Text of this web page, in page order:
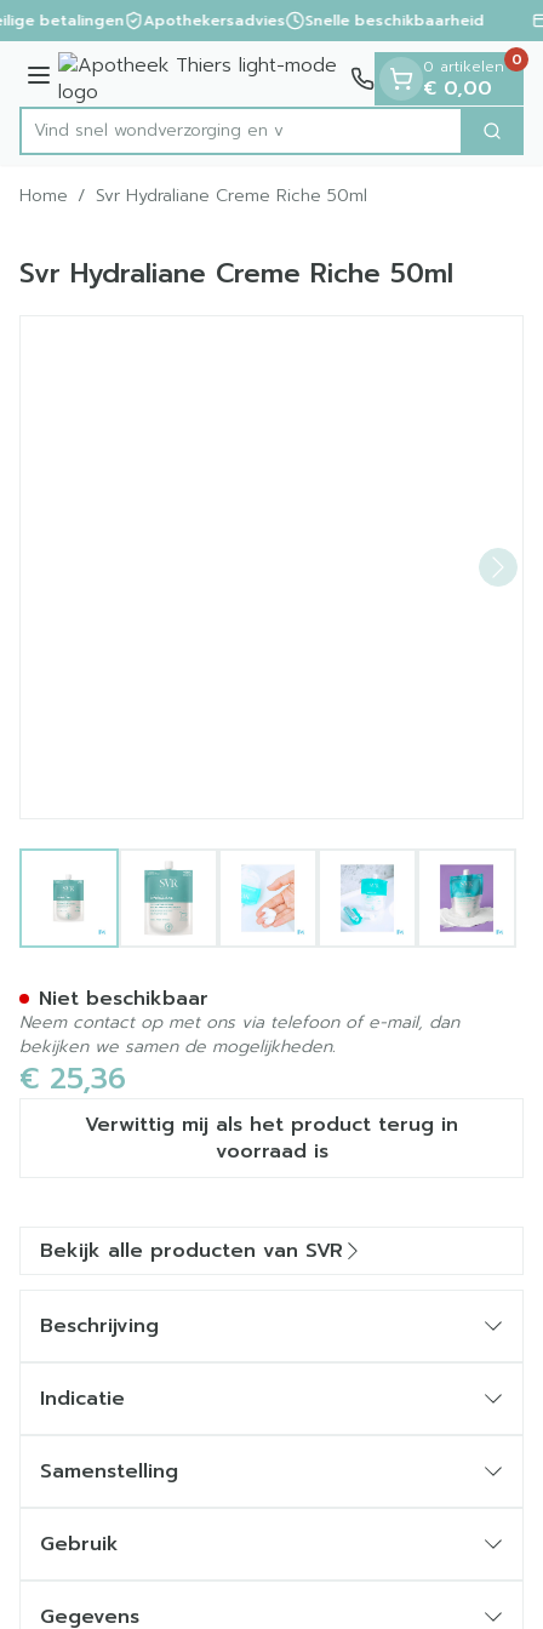
Ga naar de inhoud
1 van 1
betalingen Apothekersadvies Snelle beschikbaarheid
Menu
Product, merk, categorie...
Vind snel wondverzorg Zoek
0 artikelen
€ 0,00
0
Home / Svr Hydraliane Creme Riche 50ml
Svr Hydraliane Creme Riche 50ml
View larger imageView larger imageView larger imageView larger image
View
€ 25,36
Verwittig mij als het product terug in
voorraad is
Niet beschikbaar
Neem contact op met ons via telefoon of e-mail, dan
bekijken we samen de mogelijkheden.
Bekijk alle producten van SVR
Beschrijving
Indicatie
Samenstelling
Gebruik
Gegevens